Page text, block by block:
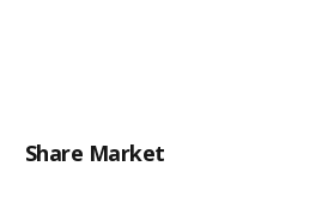
Share Market